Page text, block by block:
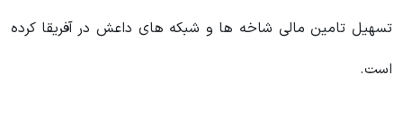
تسهیل تامین مالی شاخه‌ ها و شبکه‌ های داعش در آفریقا کرده
است.